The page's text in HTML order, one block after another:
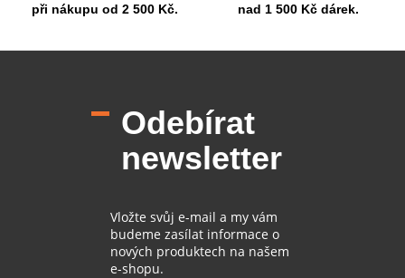
i
při nákupu od 2 500 Kč.
nad 1 500 Kč dárek.
Odebírat
newsletter
Vložte svůj e-mail a my vám
budeme zasílat informace o
nových produktech na našem
e-shopu.